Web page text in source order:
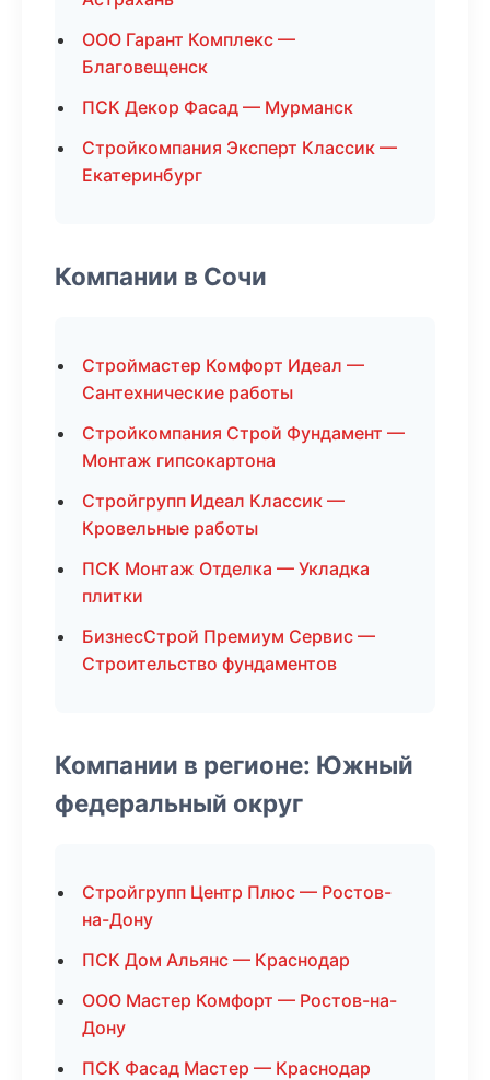
ООО Гарант Комплекс —
Благовещенск
ПСК Декор Фасад — Мурманск
Стройкомпания Эксперт Классик —
Екатеринбург
Компании в Сочи
Строймастер Комфорт Идеал —
Сантехнические работы
Стройкомпания Строй Фундамент —
Монтаж гипсокартона
Стройгрупп Идеал Классик —
Кровельные работы
ПСК Монтаж Отделка — Укладка
плитки
БизнесСтрой Премиум Сервис —
Строительство фундаментов
Компании в регионе: Южный
федеральный округ
Стройгрупп Центр Плюс — Ростов-
на-Дону
ПСК Дом Альянс — Краснодар
ООО Мастер Комфорт — Ростов-на-
Дону
ПСК Фасад Мастер — Краснодар